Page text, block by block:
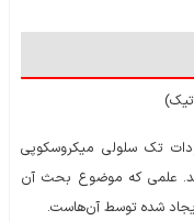
تک سلولی میکروسکوپی
علمی که موضوع بحث آن
شده توسط آن‌هاست.